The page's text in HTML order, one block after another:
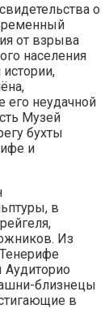
о
от взрыва
населения
его неудачной
Музей
бухты
и
в
Из
близнецы
в